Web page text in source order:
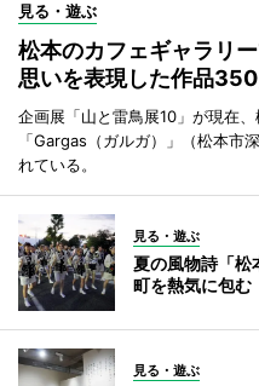
見る・遊ぶ
松本のカフェギャラリ
思いを表現した作品
企画展「山と雷鳥展10」が現在
「Gargas（ガルガ）」（松本
れている。
見る・遊ぶ
夏の風物詩「
町を熱気に包む
見る・遊ぶ